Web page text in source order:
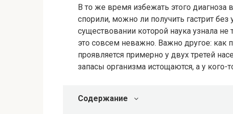
В то же время избежать этого
спорили, можно ли получить гастрит без
существовании которой наука узнала
это совсем неважно. Важно другое: как
проявляется примерно у двух третей
запасы организма истощаются, а у
Содержание